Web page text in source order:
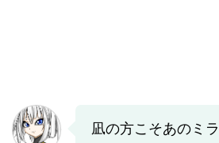
凪の方こそあのミ